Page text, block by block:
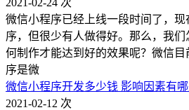
微信小程序已经上线一段时间了，
序，但很少有人做得好。那么，我
何制作才能达到好的效果呢？微信
序是微
微信小程序开发多少钱 影响因素有
2021-02-12 次